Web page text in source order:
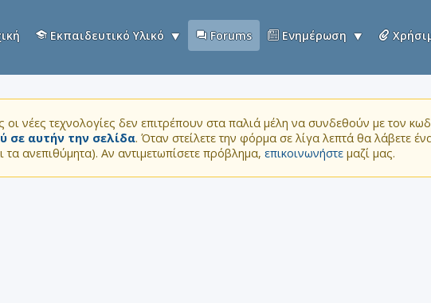
Εκπαιδευτικό Υλικό Forums Ενημέρωση
νέες τεχνολογίες δεν επιτρέπουν στα παλιά μέλη να συνδεθούν με τον
σε αυτήν την σελίδα. Όταν στείλετε την φόρμα σε λίγα λεπτά θα λάβετε
ανεπιθύμητα). Αν αντιμετωπίσετε πρόβλημα, επικοινωνήστε μαζί μας.